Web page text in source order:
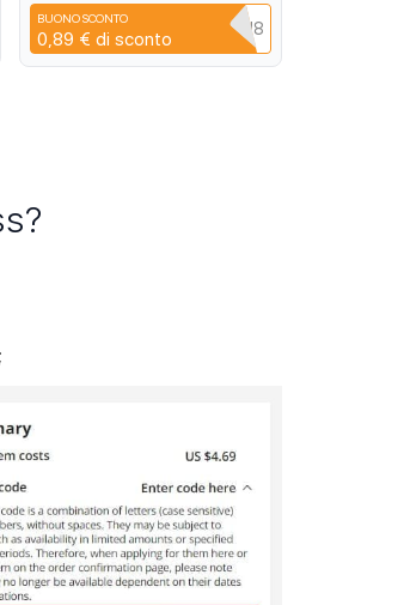
BUONO SCONTO
0,89 € di scontoCYPQ3XAVLEH8